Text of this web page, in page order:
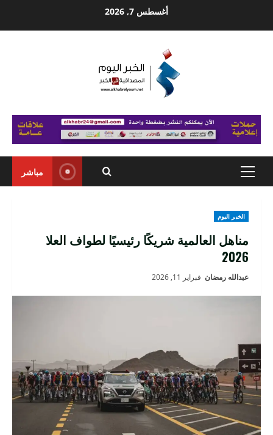
أغسطس 7, 2026
Primary
مباشر
الخبر اليوم
مناهل العالمية شريكًا رئيسيًا لطواف العلا
2026
عبدالله رمضان فبراير 11, 2026